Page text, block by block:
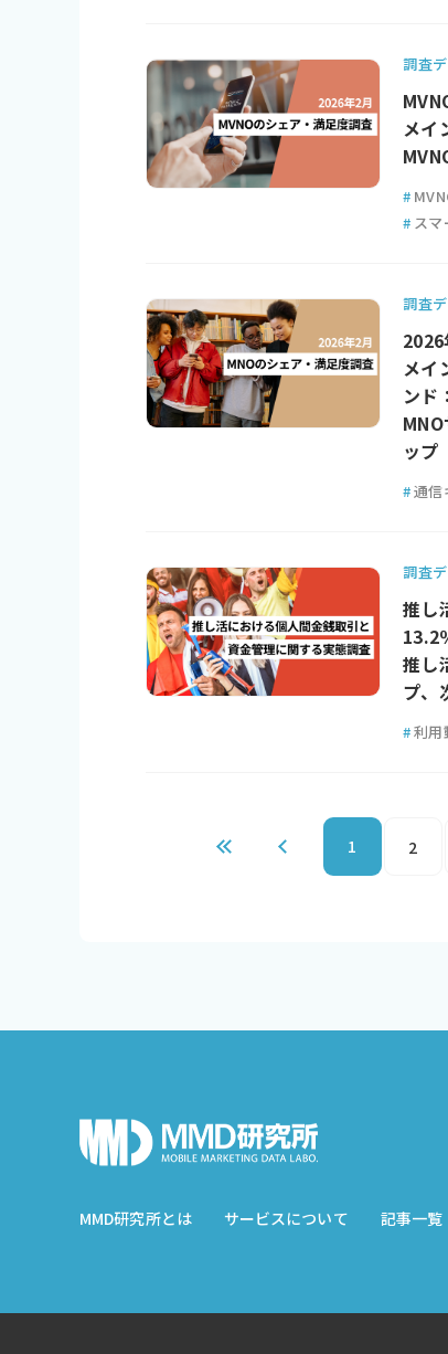
調査
メイ
#
# スマ
調査
メイ
ンド
ップ
#通信
調査
推し
13.2
推し
プ、
#利用
1 2
MMD研究所とは サービスについて 記事一覧